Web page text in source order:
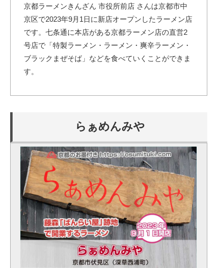
京都ラーメンきんざん 市役所前店 さんは京都市中
京区で2023年9月1日に新店オープンしたラーメン店
です。七条通に本店がある京都ラーメン店の直営2
号店で「特製ラーメン・ラーメン・爽辛ラーメン・
ブラックまぜそば」などを食べていくことができま
す。
らぁめんみや